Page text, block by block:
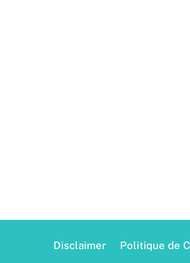
Disclaimer Politique de